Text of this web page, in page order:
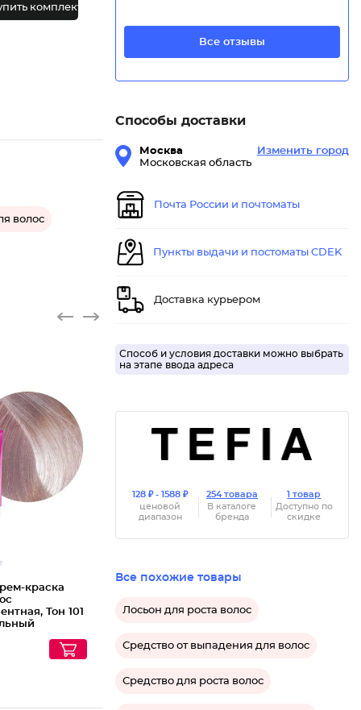
комплект
волос
Крем-кр
краска
Тон 101
Все отзывы
Способы доставки
Москва
Московская область
Изменить город
Почта России и почтоматы
Пункты выдачи и постоматы CDEK
Доставка курьером
Способ и условия доставки можно выбрать
на этапе ввода адреса
128 ₽ - 1588 ₽
ценовой
диапазон
254 товара
В каталоге
бренда
1 товар
Доступно по
скидке
Все похожие товары
Лосьон для роста волос
Средство от выпадения для волос
Средство для роста волос